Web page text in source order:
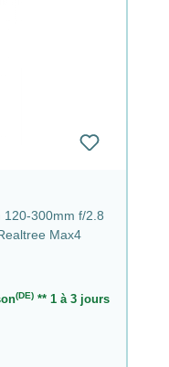
120-300mm f/2.8
Max4
(DE)** 1 à 3 jours